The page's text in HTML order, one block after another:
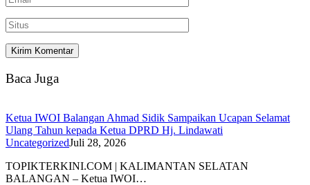
Baca Juga
Ketua IWOI Balangan Ahmad Sidik Sampaikan Ucapan Selamat
Ulang Tahun kepada Ketua DPRD Hj. Lindawati
UncategorizedJuli 28, 2026
TOPIKTERKINI.COM | KALIMANTAN SELATAN
BALANGAN – Ketua IWOI…